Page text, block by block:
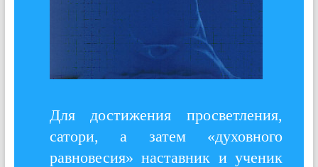
Для достижения просветления,
сатори, а затем «духовного
равновесия» наставник и ученик